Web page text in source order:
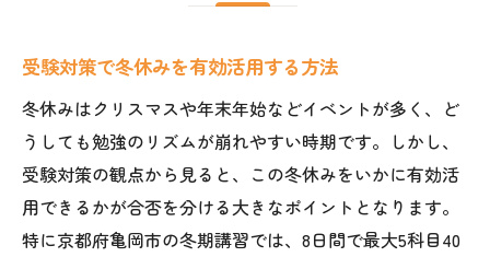
受験対策で冬休みを有効活用する方法
冬休みはクリスマスや年末年始などイベントが多く、ど
うしても勉強のリズムが崩れやすい時期です。しかし、
受験対策の観点から見ると、この冬休みをいかに有効活
用できるかが合否を分ける大きなポイントとなります。
特に京都府亀岡市の冬期講習では、8日間で最大5科目40